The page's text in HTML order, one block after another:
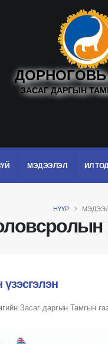
ЗАСАГ ДАРГЫН
МЭДЭЭЛЭЛ ИЛ
НҮҮР
Засаг даргын Тамгын